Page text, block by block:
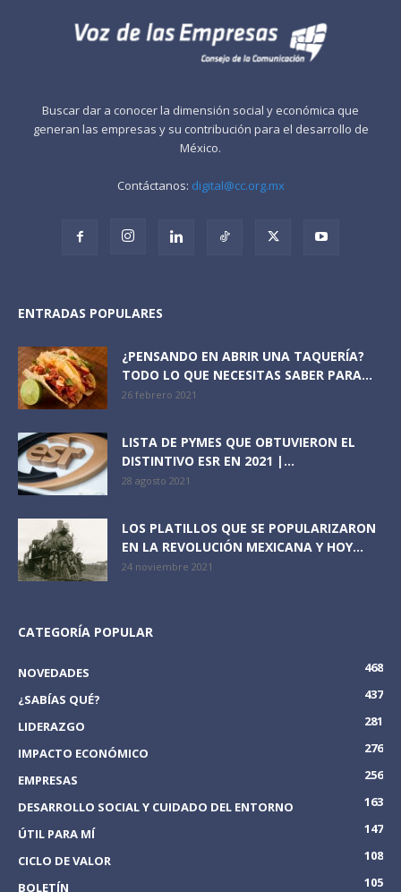
Buscar dar a conocer la dimensión social y económica que
generan las empresas y su contribución para el desarrollo de
México.
Contáctanos: digital@cc.org.mx
ENTRADAS POPULARES
¿PENSANDO EN ABRIR UNA TAQUERÍA?
TODO LO QUE NECESITAS SABER PARA...
26 febrero 2021
LISTA DE PYMES QUE OBTUVIERON EL
DISTINTIVO ESR EN 2021 |...
28 agosto 2021
LOS PLATILLOS QUE SE POPULARIZARON
EN LA REVOLUCIÓN MEXICANA Y HOY...
24 noviembre 2021
CATEGORÍA POPULAR
NOVEDADES
468
¿SABÍAS QUÉ?
437
LIDERAZGO
281
IMPACTO ECONÓMICO
276
EMPRESAS
256
DESARROLLO SOCIAL Y CUIDADO DEL ENTORNO
163
ÚTIL PARA MÍ
147
CICLO DE VALOR
108
BOLETÍN
105